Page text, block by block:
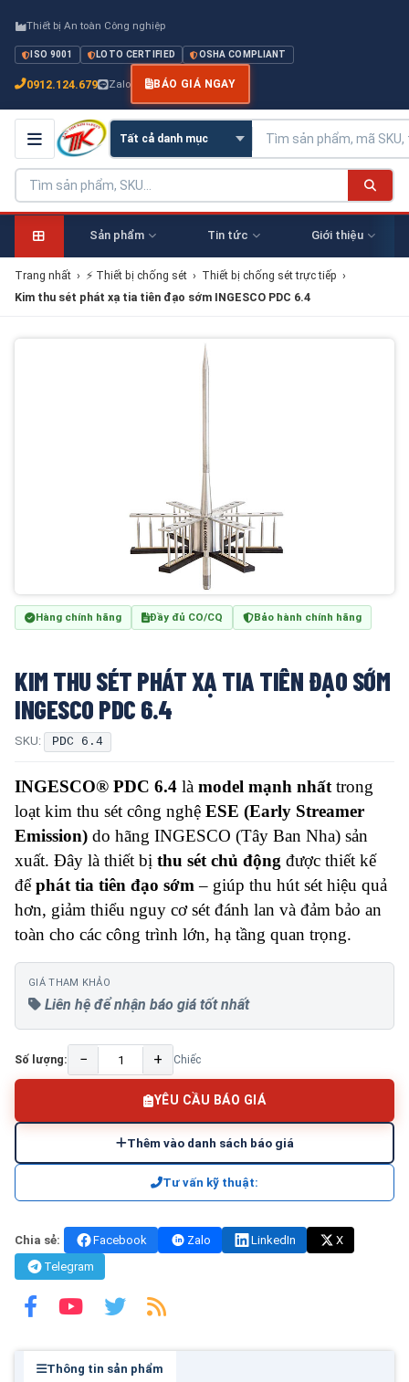
Thiết bị An toàn Công nghiệp
ISO 9001 LOTO CERTIFIED OSHA COMPLIANT
0912.124.679 Zalo BÁO GIÁ NGAY
Sản phẩm Tin tức Giới thiệu
Trang nhất › ⚡ Thiết bị chống sét › Thiết bị chống sét trực tiếp ›
Kim thu sét phát xạ tia tiên đạo sớm INGESCO PDC 6.4
Hàng chính hãng Đầy đủ CO/CQ Bảo hành chính hãng
KIM THU SÉT PHÁT XẠ TIA TIÊN ĐẠO SỚM
INGESCO PDC 6.4
SKU: PDC 6.4
INGESCO® PDC 6.4 là model mạnh nhất trong
loạt kim thu sét công nghệ ESE (Early Streamer
Emission) do hãng INGESCO (Tây Ban Nha) sản
xuất. Đây là thiết bị thu sét chủ động được thiết kế
đểphát tia tiên đạo sớm – giúp thu hút sét hiệu quả
hơn, giảm thiểu nguy cơ sét đánh lan và đảm bảo an
toàn cho các công trình lớn, hạ tầng quan trọng.
GIÁ THAM KHẢO
Liên hệ để nhận báo giá tốt nhất
Số lượng: − + Chiếc
YÊU CẦU BÁO GIÁ
Thêm vào danh sách báo giá
Tư vấn kỹ thuật:
Chia sẻ: Facebook Zalo LinkedIn
X
Telegram
Thông tin sản phẩm